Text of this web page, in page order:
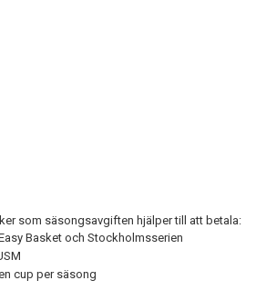
som säsongsavgiften hjälper till att betala:
Basket och Stockholmsserien
cup per säsong